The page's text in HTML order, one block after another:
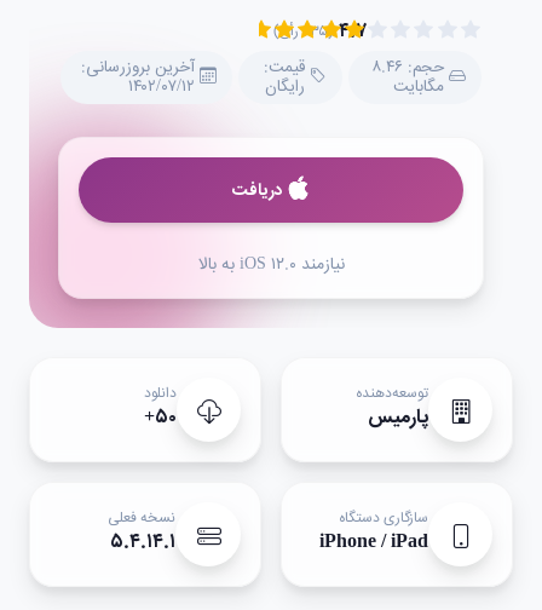
۴.۷ (۲۳۵ رأی)
حجم: ۸.۴۶
مگابایت
قیمت:
رایگان
آخرین بروزرسانی:
۱۴۰۲/۰۷/۱۲
دریافت
نیازمند iOS ۱۲.۰ به بالا
توسعه‌دهنده
پارمیس
دانلود
۵۰+
سازگاری دستگاه
iPhone / iPad
نسخه فعلی
۵.۴.۱۴.۱